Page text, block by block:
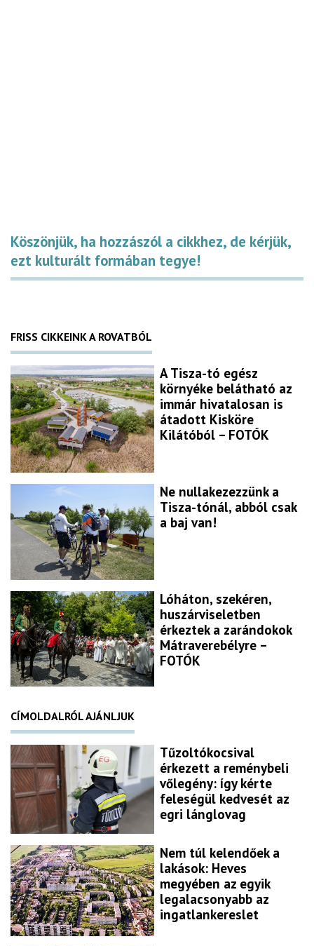
Köszönjük, ha hozzászól a cikkhez, de kérjük,
ezt kulturált formában tegye!
FRISS CIKKEINK A ROVATBÓL
A Tisza-tó egész
környéke belátható az
immár hivatalosan is
átadott Kisköre
Kilátóból – FOTÓK
Ne nullakezezzünk a
Tisza-tónál, abból csak
a baj van!
Lóháton, szekéren,
huszárviseletben
érkeztek a zarándokok
Mátraverebélyre –
FOTÓK
CÍMOLDALRÓL AJÁNLJUK
Tűzoltókocsival
érkezett a reménybeli
vőlegény: így kérte
feleségül kedvesét az
egri lánglovag
Nem túl kelendőek a
lakások: Heves
megyében az egyik
legalacsonyabb az
ingatlankereslet